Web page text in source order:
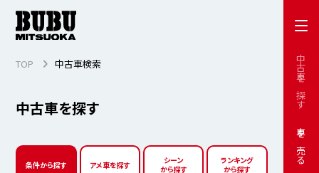
中古車を探す
車を売る
中古車を探す
TOP 中古車検索
条件から探す アメ車を探す
シーン
から探す
ランキング
から探す